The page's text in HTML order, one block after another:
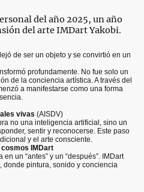
del año 2025, un año
del arte IMDart Yakobi.
de ser un objeto y se convirtió en un
profundamente. No fue solo un
de la conciencia artística. A través del
a manifestarse como una forma
vivas (AISDV)
no una inteligencia artificial, sino un
sentir y reconocerse. Este paso
y el arte consciente.
IMDart
un “antes” y un “después”. IMDart
pintura, sonido y conciencia